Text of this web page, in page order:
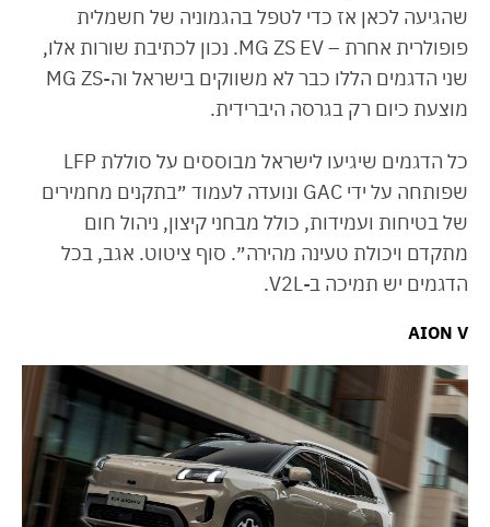
שהגיעה לכאן אז כדי לטפל בהגמוניה של חשמלית
פופולרית אחרת – MG ZS EV. נכון לכתיבת שורות אלו,
שני הדגמים הללו כבר לא משווקים בישראל וה-MG ZS
מוצעת כיום רק בגרסה היברידית.
כל הדגמים שיגיעו לישראל מבוססים על סוללת LFP
שפותחה על ידי GAC ונועדה לעמוד ״בתקנים מחמירים
של בטיחות ועמידות, כולל מבחני קיצון, ניהול חום
מתקדם ויכולת טעינה מהירה״. סוף ציטוט. אגב, בכל
הדגמים יש תמיכה ב-V2L.
AION V